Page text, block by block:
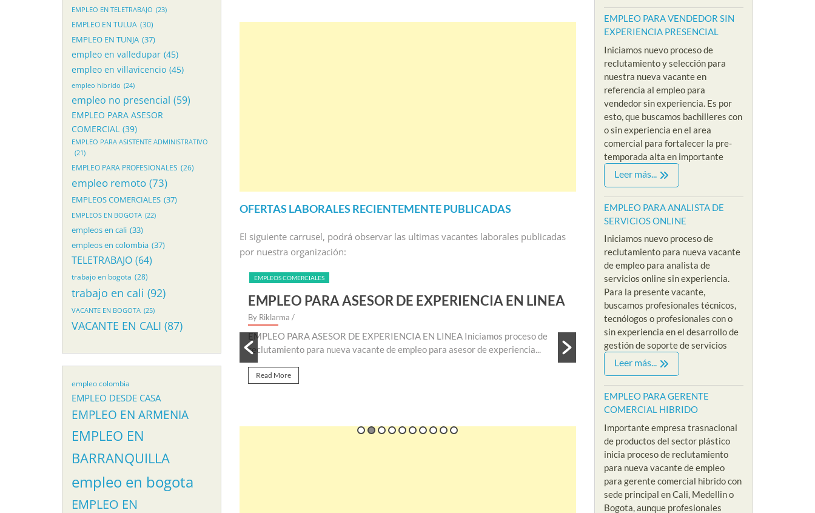
OFERTAS LABORALES RECIENTEMENTE PUBLICADAS
El siguiente carrusel, podrá observar las ultimas vacantes laborales publicadas
por nuestra organización:
ASESOR DE EXPERIENCIA EN LINEA
EMPLEOS COMERCIALES
EMPLEO PARA AUXILIAR DE SOPORTE REMOTO
By Riklarma
EMPLEO PARA AUXILIAR DE SOPORTE REMOTO Iniciamos nuevo proceso de
consecución y búsqueda de personal para suplir vacante de empleo...
Read More
EMPLEOS COMERCIALES
EMPLEO PARA ANALISTA IA
By Riklarma/
EMPLEO PARA ANALISTA IA REMOTO Iniciamos
empleo para analista de ia remoto para empresa
Read More
EMPLEO PARA VENDEDOR SIN
EXPERIENCIA PRESENCIAL
Iniciamos nuevo proceso de
reclutamiento y selección para
nuestra nueva vacante en
referencia al empleo para
vendedor sin experiencia. Es por
esto, que buscamos bachilleres con
o sin experiencia en el area
comercial para fortalecer la pre-
temporada alta en importante
Leer más...
EMPLEO PARA ANALISTA DE
SERVICIOS ONLINE
Iniciamos nuevo proceso de
reclutamiento para nueva vacante
de empleo para analista de
servicios online sin experiencia.
Para la presente vacante,
buscamos profesionales técnicos,
tecnólogos o profesionales con o
sin experiencia en el desarrollo de
gestión de soporte de servicios
Leer más...
EMPLEO PARA GERENTE
COMERCIAL HIBRIDO
Importante empresa trasnacional
de productos del sector plástico
inicia proceso de reclutamiento
para nueva vacante de empleo
para gerente comercial hibrido con
sede principal en Cali, Medellin o
Bogota, aunque profesionales
EMPLEO EN TELETRABAJO (23)
EMPLEO EN TULUA (30)
EMPLEO EN TUNJA (37)
empleo en valledupar (45)
empleo en villavicencio (45)
empleo hibrido (24)
empleo no presencial (59)
EMPLEO PARA ASESOR
COMERCIAL (39)
EMPLEO PARA ASISTENTE ADMINISTRATIVO
(21)
EMPLEO PARA PROFESIONALES (26)
empleo remoto (73)
EMPLEOS COMERCIALES (37)
EMPLEOS EN BOGOTA (22)
empleos en cali (33)
empleos en colombia (37)
TELETRABAJO (64)
trabajo en bogota (28)
trabajo en cali (92)
VACANTE EN BOGOTA (25)
VACANTE EN CALI (87)
empleo colombia
EMPLEO DESDE CASA
EMPLEO EN ARMENIA
EMPLEO EN
BARRANQUILLA
empleo en bogota
EMPLEO EN